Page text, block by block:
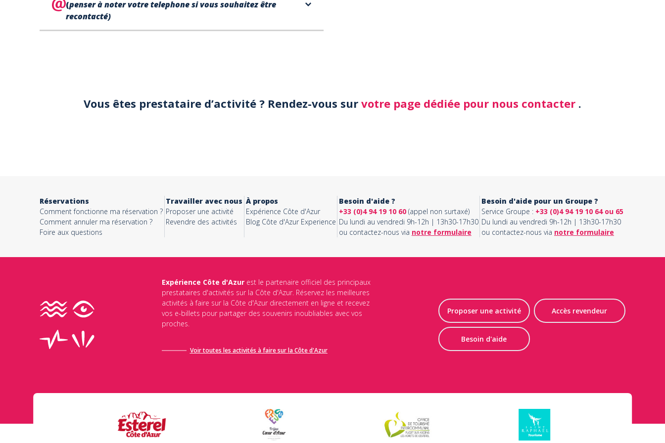
(penser à noter votre telephone si vous souhaitez être
recontacté)
Message*
Vous êtes prestataire d’activité ? Rendez-vous sur votre page dédiée pour nous contacter .
Réservations
Comment fonctionne ma réservation ?
Comment annuler ma réservation ?
Foire aux questions
Travailler avec nous
Proposer une activité
Revendre des activités
À propos
Expérience Côte d'Azur
Blog Côte d'Azur Experience
Besoin d'aide ?
+33 (0)4 94 19 10 60(appel non surtaxé)
Du lundi au vendredi 9h-12h | 13h30-17h30
ou contactez-nous via notre formulaire
Besoin d'aide pour un Groupe ?
Service Groupe : +33 (0)4 94 19 10 64 ou 65
Du lundi au vendredi 9h-12h | 13h30-17h30
ou contactez-nous via notre formulaire
Expérience Côte d'Azurest le partenaire officiel des principaux
prestataires d'activités sur la Côte d'Azur. Réservez les meilleures
activités à faire sur la Côte d'Azur directement en ligne et recevez
vos e-billets pour partager des souvenirs inoubliables avec vos
proches.
Voir toutes les activités à faire sur la Côte d'Azur
Proposer une activité Accès revendeur
Besoin d'aide